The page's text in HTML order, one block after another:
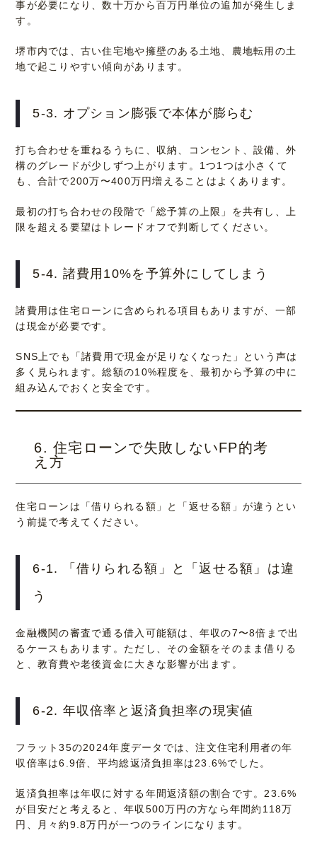
事が必要になり、数十万から百万円単位の追加が発生しま
す。
堺市内では、古い住宅地や擁壁のある土地、農地転用の土
地で起こりやすい傾向があります。
5-3. オプション膨張で本体が膨らむ
打ち合わせを重ねるうちに、収納、コンセント、設備、外
構のグレードが少しずつ上がります。1つ1つは小さくて
も、合計で200万〜400万円増えることはよくあります。
最初の打ち合わせの段階で「総予算の上限」を共有し、上
限を超える要望はトレードオフで判断してください。
5-4. 諸費用10%を予算外にしてしまう
諸費用は住宅ローンに含められる項目もありますが、一部
は現金が必要です。
SNS上でも「諸費用で現金が足りなくなった」という声は
多く見られます。総額の10%程度を、最初から予算の中に
組み込んでおくと安全です。
6. 住宅ローンで失敗しないFP的考
え方
住宅ローンは「借りられる額」と「返せる額」が違うとい
う前提で考えてください。
6-1. 「借りられる額」と「返せる額」は違
う
金融機関の審査で通る借入可能額は、年収の7〜8倍まで出
るケースもあります。ただし、その金額をそのまま借りる
と、教育費や老後資金に大きな影響が出ます。
6-2. 年収倍率と返済負担率の現実値
フラット35の2024年度データでは、注文住宅利用者の年
収倍率は6.9倍、平均総返済負担率は23.6%でした。
返済負担率は年収に対する年間返済額の割合です。23.6%
が目安だと考えると、年収500万円の方なら年間約118万
円、月々約9.8万円が一つのラインになります。